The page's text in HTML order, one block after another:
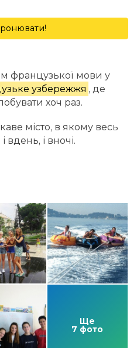
французької мови у
узбережжя , де
хоч раз.
місто, в якому весь
вдень, і вночі.
Ще
7 фото